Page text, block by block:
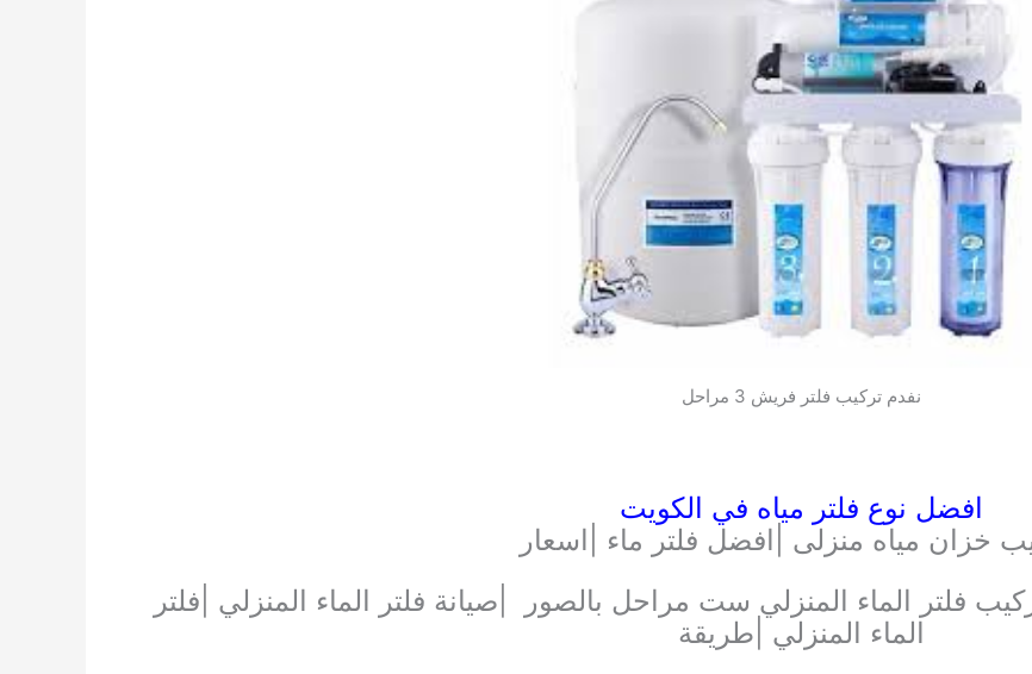
نفدم تركيب فلتر فريش 3 مراحل
افضل نوع فلتر مياه في الكويت
خزان مياه منزلى |افضل فلتر ماء |اسعار
فلتر الماء المنزلي ست مراحل بالصور |صيانة فلتر الماء المنزلي |فلتر
الماء المنزلي |طريقة